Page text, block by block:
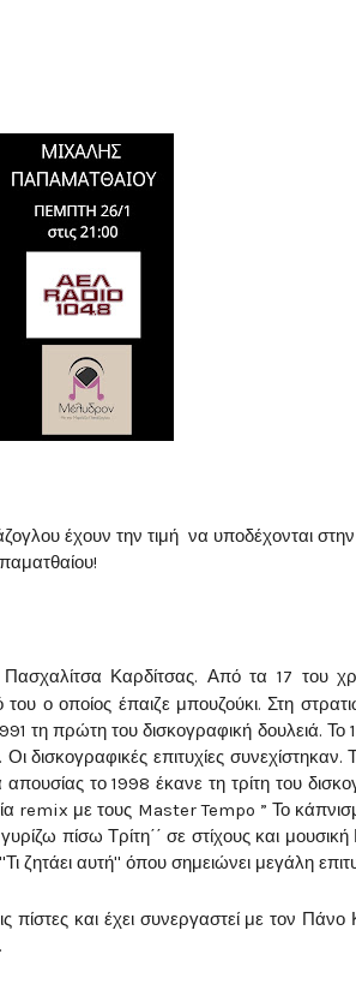
έχουν την τιμή να υποδέχονται
Καρδίτσας. Από τα 17 του
ο οποίος έπαιζε μπουζούκι. Στη
τη πρώτη του δισκογραφική δουλειά. Το
επιτυχίες συνεχίστηκαν.
το 1998 έκανε τη τρίτη του
remix με τους Master Tempo ” Το
πίσω Τρίτη΄΄ σε στίχους και
ζητάει αυτή'' όπου σημειώνει μεγάλη
πίστες και έχει συνεργαστεί με τον